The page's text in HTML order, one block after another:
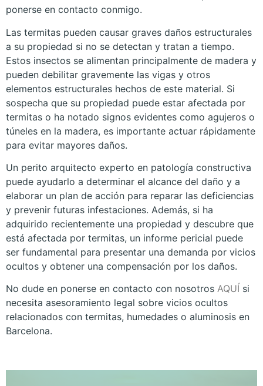
ponerse en contacto conmigo.
Las termitas pueden causar graves daños estructurales
a su propiedad si no se detectan y tratan a tiempo.
Estos insectos se alimentan principalmente de madera y
pueden debilitar gravemente las vigas y otros
elementos estructurales hechos de este material. Si
sospecha que su propiedad puede estar afectada por
termitas o ha notado signos evidentes como agujeros o
túneles en la madera, es importante actuar rápidamente
para evitar mayores daños.
Un perito arquitecto experto en patología constructiva
puede ayudarlo a determinar el alcance del daño y a
elaborar un plan de acción para reparar las deficiencias
y prevenir futuras infestaciones. Además, si ha
adquirido recientemente una propiedad y descubre que
está afectada por termitas, un informe pericial puede
ser fundamental para presentar una demanda por vicios
ocultos y obtener una compensación por los daños.
No dude en ponerse en contacto con nosotros AQUÍ si
necesita asesoramiento legal sobre vicios ocultos
relacionados con termitas, humedades o aluminosis en
Barcelona.